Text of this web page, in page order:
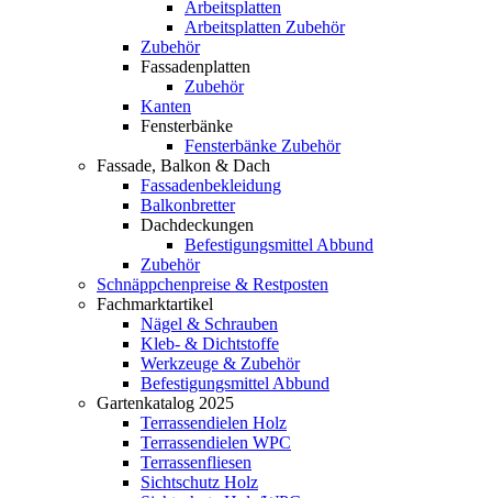
Arbeitsplatten
Arbeitsplatten Zubehör
Zubehör
Fassadenplatten
Zubehör
Kanten
Fensterbänke
Fensterbänke Zubehör
Fassade, Balkon & Dach
Fassadenbekleidung
Balkonbretter
Dachdeckungen
Befestigungsmittel Abbund
Zubehör
Schnäppchenpreise & Restposten
Fachmarktartikel
Nägel & Schrauben
Kleb- & Dichtstoffe
Werkzeuge & Zubehör
Befestigungsmittel Abbund
Gartenkatalog 2025
Terrassendielen Holz
Terrassendielen WPC
Terrassenfliesen
Sichtschutz Holz